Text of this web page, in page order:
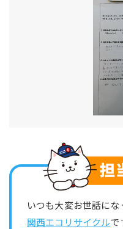
いつも大変お世話にな
関西エコリサイクルで